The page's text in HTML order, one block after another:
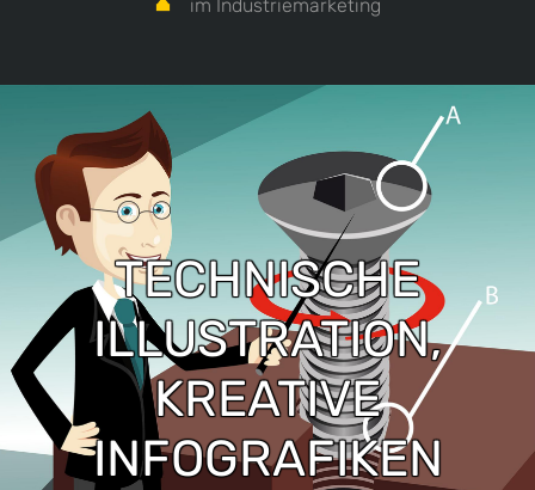
im Industriemarketing
TECHNISCHE
ILLUSTRATION,
KREATIVE
INFOGRAFIKEN